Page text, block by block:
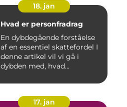
18. jan
Hvad er personfradrag
En dybdegående forståelse
af en essentiel skattefordel I
denne artikel vil vi gå i
dybden med, hvad...
17. jan